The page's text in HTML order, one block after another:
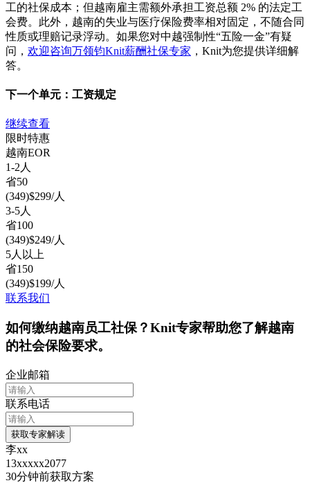
工的社保成本；但越南雇主需额外承担工资总额 2% 的法定工
会费。此外，越南的失业与医疗保险费率相对固定，不随合同
性质或理赔记录浮动。如果您对中越强制性“五险一金”有疑
问， 欢迎咨询万领钧Knit薪酬社保专家 ，Knit为您提供详细解
答。
下一个单元： 工资规定
继续查看
限时特惠
越南EOR
1-2人
省50
(349)$299/人
3-5人
省100
(349)$249/人
5人以上
省150
(349)$199/人
联系我们
如何缴纳越南员工社保？Knit专家帮助您了解越南
的社会保险要求。
企业邮箱
联系电话
获取专家解读
李xx
13xxxxx2077
30分钟前获取方案